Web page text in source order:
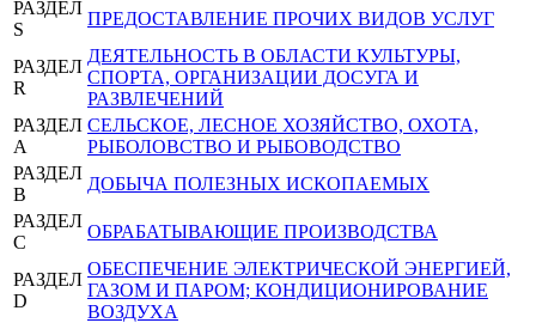
РАЗДЕЛ
S
ПРЕДОСТАВЛЕНИЕ ПРОЧИХ ВИДОВ УСЛУГ
РАЗДЕЛ
R
ДЕЯТЕЛЬНОСТЬ В ОБЛАСТИ КУЛЬТУРЫ,
СПОРТА, ОРГАНИЗАЦИИ ДОСУГА И
РАЗВЛЕЧЕНИЙ
РАЗДЕЛ
A
СЕЛЬСКОЕ, ЛЕСНОЕ ХОЗЯЙСТВО, ОХОТА,
РЫБОЛОВСТВО И РЫБОВОДСТВО
РАЗДЕЛ
B
ДОБЫЧА ПОЛЕЗНЫХ ИСКОПАЕМЫХ
РАЗДЕЛ
C
ОБРАБАТЫВАЮЩИЕ ПРОИЗВОДСТВА
РАЗДЕЛ
D
ОБЕСПЕЧЕНИЕ ЭЛЕКТРИЧЕСКОЙ ЭНЕРГИЕЙ,
ГАЗОМ И ПАРОМ; КОНДИЦИОНИРОВАНИЕ
ВОЗДУХА